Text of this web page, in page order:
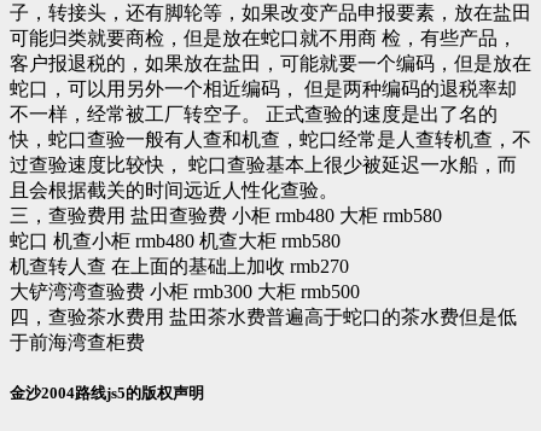
子，转接头，还有脚轮等，如果改变产品申报要素，放在盐田
可能归类就要商检，但是放在蛇口就不用商 检，有些产品，
客户报退税的，如果放在盐田，可能就要一个编码，但是放在
蛇口，可以用另外一个相近编码， 但是两种编码的退税率却
不一样，经常被工厂转空子。 正式查验的速度是出了名的
快，蛇口查验一般有人查和机查，蛇口经常是人查转机查，不
过查验速度比较快， 蛇口查验基本上很少被延迟一水船，而
且会根据截关的时间远近人性化查验。
三，查验费用 盐田查验费 小柜 rmb480 大柜 rmb580
蛇口 机查小柜 rmb480 机查大柜 rmb580
机查转人查 在上面的基础上加收 rmb270
大铲湾湾查验费 小柜 rmb300 大柜 rmb500
四，查验茶水费用 盐田茶水费普遍高于蛇口的茶水费但是低
于前海湾查柜费
金沙2004路线js5的版权声明